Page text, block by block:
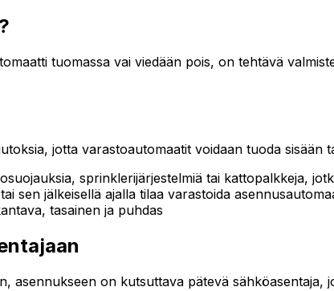
tuomassa vai viedään pois, on tehtävä
jotta varastoautomaatit voidaan tuoda
sprinklerijärjestelmiä tai kattopalkkeja,
sen jälkeisellä ajalla tilaa varastoida
tasainen ja puhdas
asennukseen on kutsuttava pätevä